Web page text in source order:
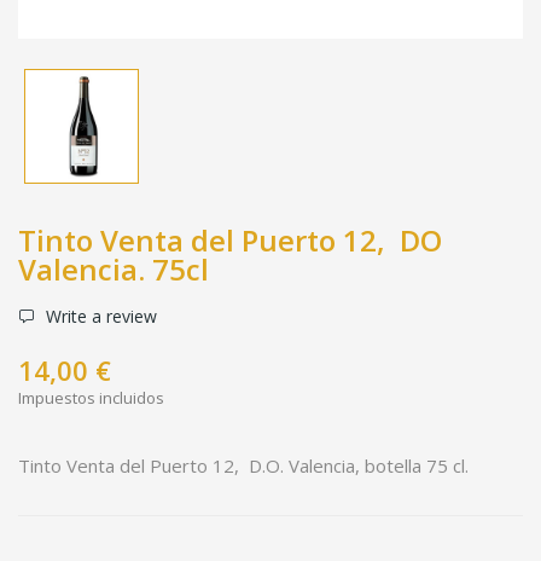
Tinto Venta del Puerto 12, DO
Valencia. 75cl
Write a review
14,00 €
Impuestos incluidos
Tinto Venta del Puerto 12, D.O. Valencia, botella 75 cl.